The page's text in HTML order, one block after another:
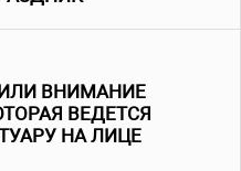
ВНИМАНИЕ
ВЕДЕТСЯ
НА ЛИЦЕ